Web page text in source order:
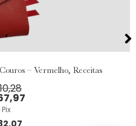
– Vermelho, Receitas